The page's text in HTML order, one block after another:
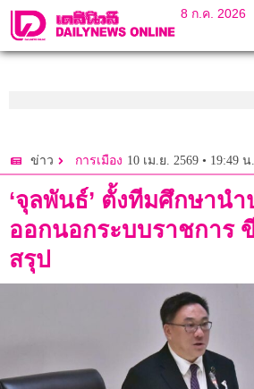
8 ก.ค. 2026
ข่าว การเมือง 10 เม.ย. 2569 • 19:49 น.
‘จุลพันธ์’ ตั้งทีมศึกษาน
ออกนอกระบบราชการ
สรุป